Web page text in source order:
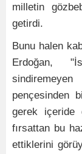
milletin
getirdi.
Bunu halen
Erdoğan,
pençesinden
gerek içeride
fırsattan bu
ettiklerini